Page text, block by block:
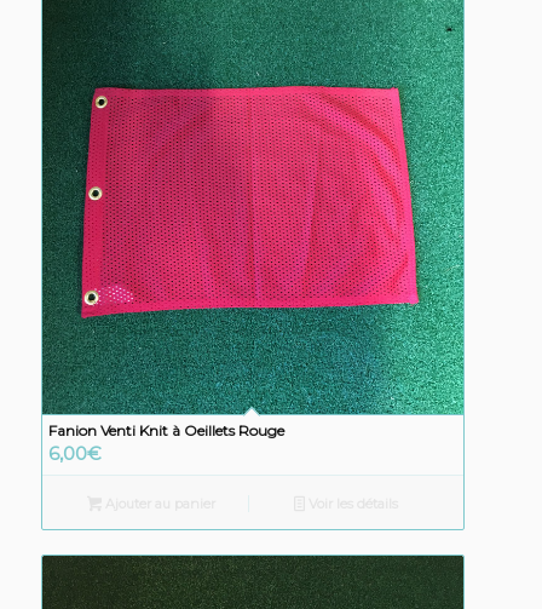
Fanion Venti Knit à Oeillets Rouge
6,00€